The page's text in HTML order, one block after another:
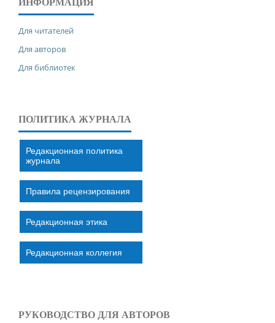
Для читателей
Для авторов
Для библиотек
ПОЛИТИКА ЖУРНАЛА
Редакционная политика
журнала
Правила рецензирования
Редакционная этика
Редакционная коллегия
РУКОВОДСТВО ДЛЯ АВТОРОВ